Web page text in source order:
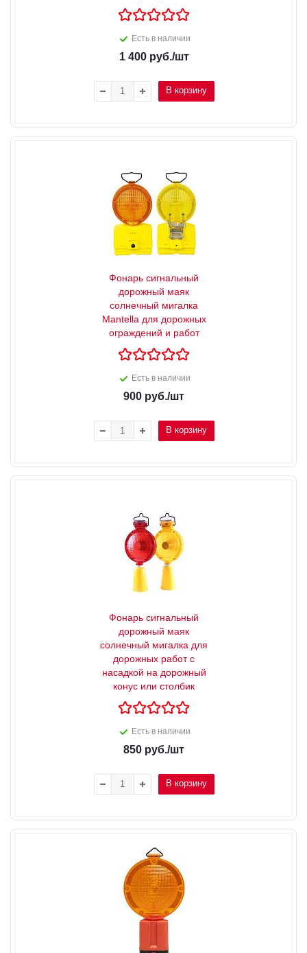
Есть в наличии
1 400руб./шт
В корзину
Фонарь сигнальный
дорожный маяк
солнечный мигалка
Mantella для дорожных
ограждений и работ
Есть в наличии
900 руб./шт
В корзину
Фонарь сигнальный
дорожный маяк
солнечный мигалка для
дорожных работ с
насадкой на дорожный
конус или столбик
Есть в наличии
850 руб./шт
В корзину